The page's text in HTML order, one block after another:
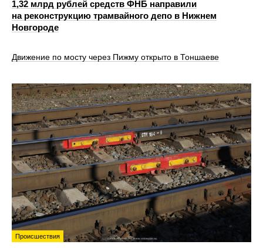
1,32 млрд рублей средств ФНБ направили
на реконструкцию трамвайного депо в Нижнем
Новгороде
Движение по мосту через Пижму открыто в Тоншаеве
Происшествия